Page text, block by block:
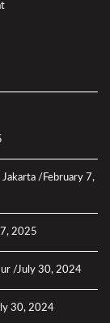
Jakarta
February 7,
7, 2025
July 30, 2024
30, 2024